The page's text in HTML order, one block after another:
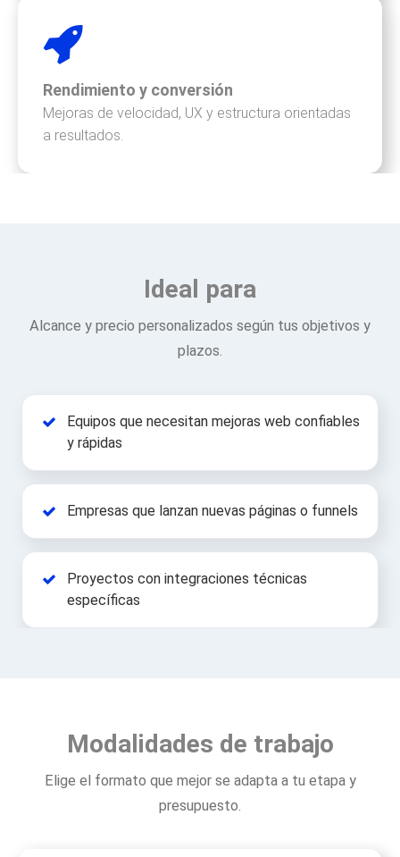
Rendimiento y conversión
Mejoras de velocidad, UX y estructura orientadas
a resultados.
Ideal para
Alcance y precio personalizados según tus objetivos y
plazos.
Equipos que necesitan mejoras web confiables
y rápidas
Empresas que lanzan nuevas páginas o funnels
Proyectos con integraciones técnicas
específicas
Modalidades de trabajo
Elige el formato que mejor se adapta a tu etapa y
presupuesto.